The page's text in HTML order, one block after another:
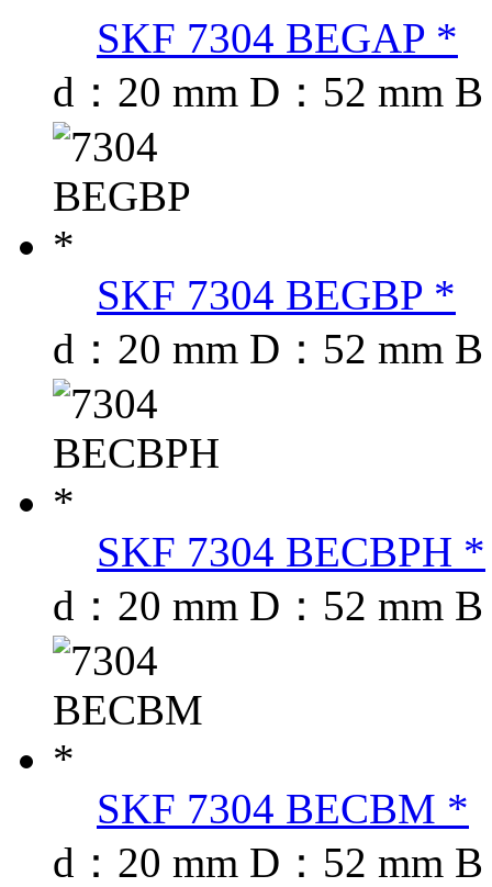
SKF 7304 BEGAP *
d：20 mm D：52 mm
SKF 7304 BEGBP *
d：20 mm D：52 mm
SKF 7304 BECBPH *
d：20 mm D：52 mm
SKF 7304 BECBM *
d：20 mm D：52 mm